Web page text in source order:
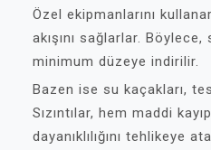
Özel ekipmanlarını
akışını sağlarlar.
minimum düzeye indirilir.
Bazen ise su kaçakları,
Sızıntılar, hem maddi
dayanıklılığını tehlikeye